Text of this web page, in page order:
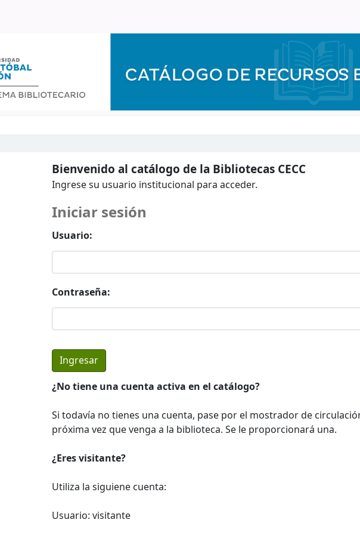
Bienvenido al catálogo de la Bibliotecas CECC
Ingrese su usuario institucional para acceder.
Iniciar sesión
Usuario:
Contraseña:
¿No tiene una cuenta activa en el catálogo?
Si todavía no tienes una cuenta, pase por el mostrador de
próxima vez que venga a la biblioteca. Se le proporcionará una.
¿Eres visitante?
Utiliza la siguiene cuenta:
Usuario: visitante